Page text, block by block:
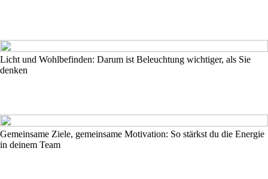
Licht und Wohlbefinden: Darum ist Beleuchtung wichtiger, als Sie
denken
Gemeinsame Ziele, gemeinsame Motivation: So stärkst du die Energie
in deinem Team